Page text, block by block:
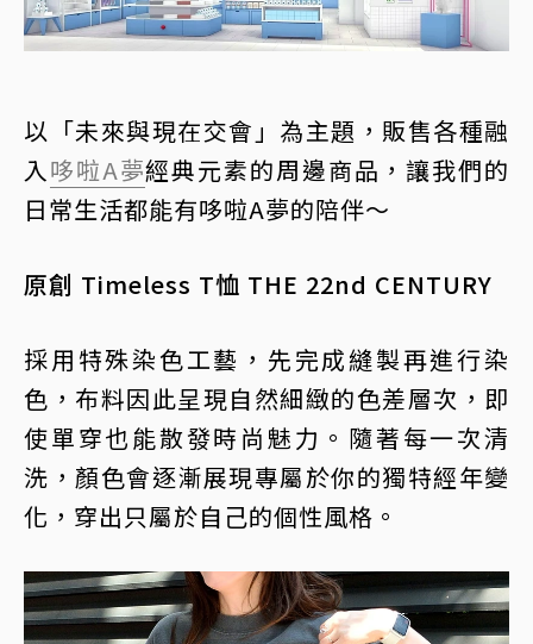
以「未來與現在交會」為主題，販售各種融
入哆啦A夢經典元素的周邊商品，讓我們的
日常生活都能有哆啦A夢的陪伴～
原創 Timeless T恤 THE 22nd CENTURY
採用特殊染色工藝，先完成縫製再進行染
色，布料因此呈現自然細緻的色差層次，即
使單穿也能散發時尚魅力。隨著每一次清
洗，顏色會逐漸展現專屬於你的獨特經年變
化，穿出只屬於自己的個性風格。